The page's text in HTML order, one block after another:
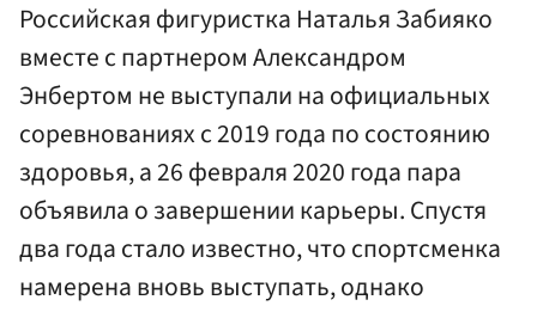
Российская фигуристка Наталья Забияко
вместе с партнером Александром
Энбертом не выступали на официальных
соревнованиях с 2019 года по состоянию
здоровья, а 26 февраля 2020 года пара
объявила о завершении карьеры. Спустя
два года стало известно, что спортсменка
намерена вновь выступать, однако